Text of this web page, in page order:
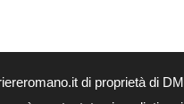
di proprietà di